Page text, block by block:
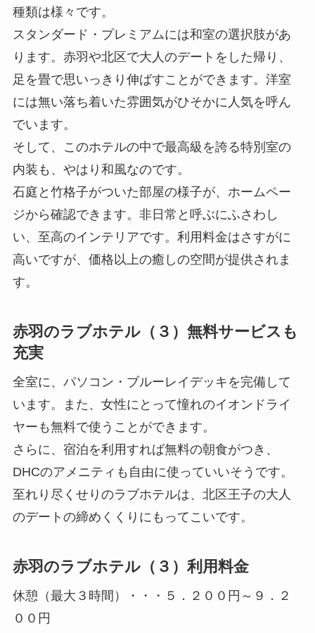
種類は様々です。
スタンダード・プレミアムには和室の選択肢があ
ります。赤羽や北区で大人のデートをした帰り、
足を畳で思いっきり伸ばすことができます。洋室
には無い落ち着いた雰囲気がひそかに人気を呼ん
でいます。
そして、このホテルの中で最高級を誇る特別室の
内装も、やはり和風なのです。
石庭と竹格子がついた部屋の様子が、ホームペー
ジから確認できます。非日常と呼ぶにふさわし
い、至高のインテリアです。利用料金はさすがに
高いですが、価格以上の癒しの空間が提供されま
す。
赤羽のラブホテル（３）無料サービスも
充実
全室に、パソコン・ブルーレイデッキを完備して
います。また、女性にとって憧れのイオンドライ
ヤーも無料で使うことができます。
さらに、宿泊を利用すれば無料の朝食がつき、
DHCのアメニティも自由に使っていいそうです。
至れり尽くせりのラブホテルは、北区王子の大人
のデートの締めくくりにもってこいです。
赤羽のラブホテル（３）利用料金
休憩（最大３時間）・・・５．２００円～９．２
００円